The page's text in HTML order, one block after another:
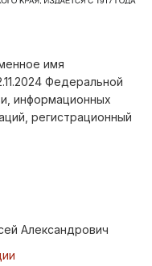
имя
Федеральной
информационных
регистрационный
Александрович